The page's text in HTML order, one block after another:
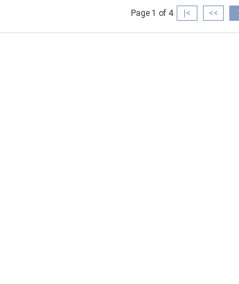
Page 1 of 4 |< << 1